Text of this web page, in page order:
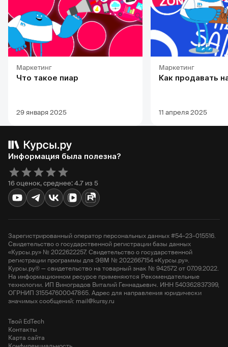
Маркетинг
Что такое пиар
29 января 2025
Маркетинг
Как продавать
11 апреля 2025
Информация была полезна?
16 оценок, среднее: 4.7 из 5
Зарегистрированный оператор персональных данных #54–23–015516.
Свидетельство о государственной регистрации базы данных
«Курсы.ру» № 2022622257. Свидетельство о государственной
регистрации программы для ЭВМ № 2022667154 «Курсы.ру».
Курсы.ру® — свидетельство на товарный знак № 942572 от 07.09.2022.
На информационном ресурсе применяются Рекомендательные
технологии. ИП Виноградов Виталий Геннадьевич. ИНН 540362837399,
ОГРНИП 315547600047865. Адрес для направления юридически
значимых сообщений: mail@kursy.ru
Твой EdTech
Контакты
Карта сайта